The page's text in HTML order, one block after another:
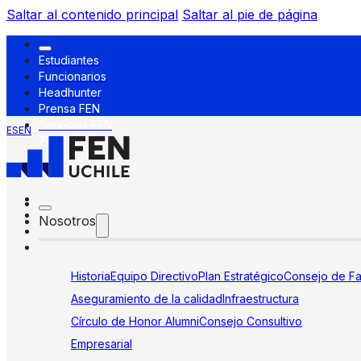
Saltar al contenido principal Saltar al pie de página
Estudiantes
Funcionarios
Headhunter
Prensa FEN
ESEN
Nosotros
HistoriaEquipo DirectivoPlan EstratégicoConsejo de
Aseguramiento de la calidadInfraestructura
Círculo de Honor AlumniConsejo Consultivo
Empresarial